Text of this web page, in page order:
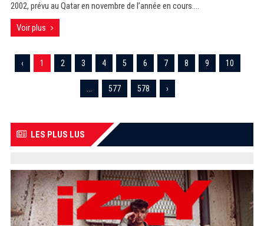
2002, prévu au Qatar en novembre de l’année en cours....
Voir plus
‹ 1 2 3 4 5 6 7 8 9 10
577 578 ›
LES PLUS LUS